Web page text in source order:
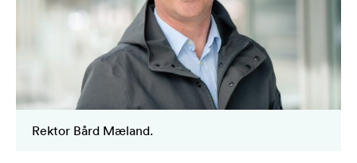
Rektor Bård Mæland.